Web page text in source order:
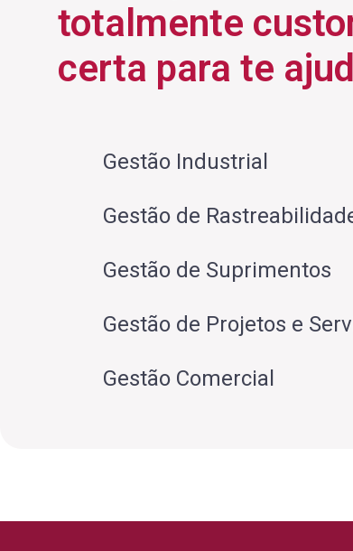
totalmente
certa para te
Gestão Industrial
Gestão de
Gestão de Suprimentos
Gestão de Projetos e
Gestão Comercial